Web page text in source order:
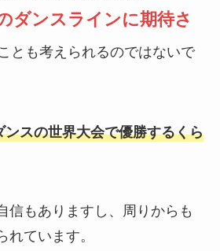
ダンスラインに期待さ
とも考えられるのではないで
ンスの世界大会で優勝するくら
信もありますし、周りからも
れています。